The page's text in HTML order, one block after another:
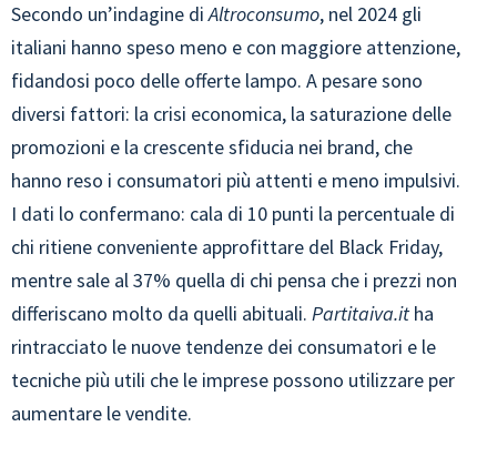
Secondo un’indagine diAltroconsumo, nel 2024 gli
italiani hanno speso meno e con maggiore attenzione,
fidandosi poco delle offerte lampo. A pesare sono
diversi fattori: la crisi economica, la saturazione delle
promozioni e la crescente sfiducia nei brand, che
hanno reso i consumatori più attenti e meno impulsivi.
I dati lo confermano: cala di 10 punti la percentuale di
chi ritiene conveniente approfittare del Black Friday,
mentre sale al 37% quella di chi pensa che i prezzi non
differiscano molto da quelli abituali. Partitaiva.it ha
rintracciato le nuove tendenze dei consumatori e le
tecniche più utili che le imprese possono utilizzare per
aumentare le vendite.